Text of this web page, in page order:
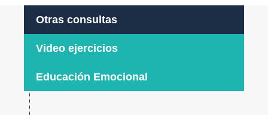
Otras consultas
Video ejercicios
Educación Emocional